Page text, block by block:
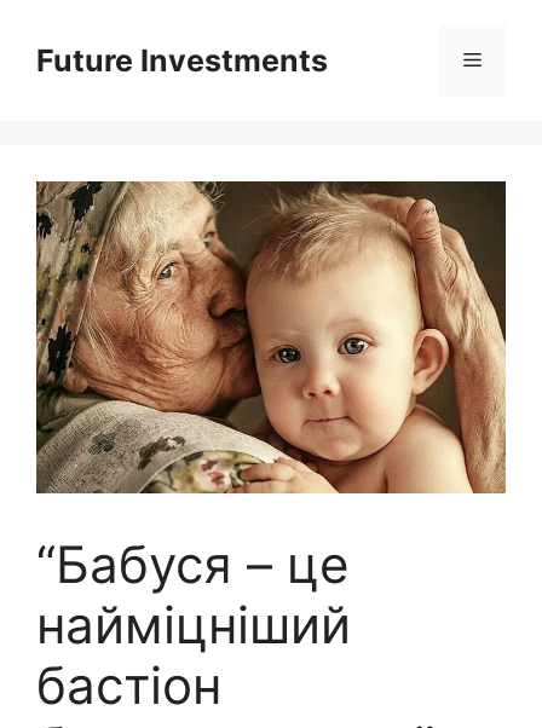
вмістуFuture Investments Меню
“Бабуся – це
найміцніший
бастіон